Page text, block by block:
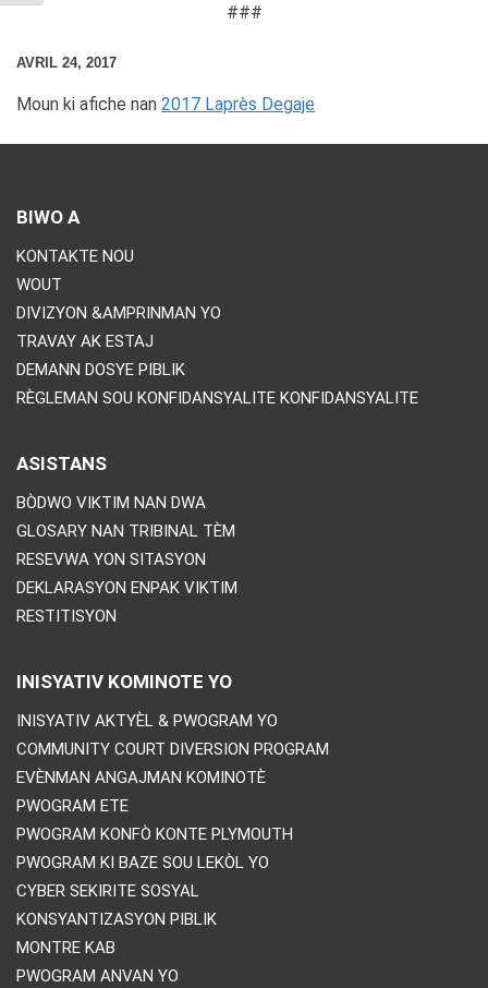
###
AVRIL 24, 2017
Moun ki afiche nan 2017 Laprès Degaje
BIWO A
KONTAKTE NOU
WOUT
DIVIZYON &AMPRINMAN YO
TRAVAY AK ESTAJ
DEMANN DOSYE PIBLIK
RÈGLEMAN SOU KONFIDANSYALITE KONFIDANSYALITE
ASISTANS
BÒDWO VIKTIM NAN DWA
GLOSARY NAN TRIBINAL TÈM
RESEVWA YON SITASYON
DEKLARASYON ENPAK VIKTIM
RESTITISYON
INISYATIV KOMINOTE YO
INISYATIV AKTYÈL & PWOGRAM YO
COMMUNITY COURT DIVERSION PROGRAM
EVÈNMAN ANGAJMAN KOMINOTÈ
PWOGRAM ETE
PWOGRAM KONFÒ KONTE PLYMOUTH
PWOGRAM KI BAZE SOU LEKÒL YO
CYBER SEKIRITE SOSYAL
KONSYANTIZASYON PIBLIK
MONTRE KAB
PWOGRAM ANVAN YO